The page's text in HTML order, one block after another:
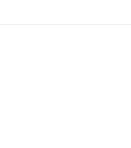
в 2025 году
практически не
в